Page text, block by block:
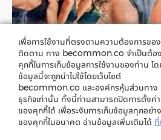
จะเกิดอะไรขึ้นถ้า…2+2≠4
ส่องวรรณกรรม 1984 เพื่อดูที่ทางขอ
โลกความจริงเชิงประจักษ์พลันกลับหั
เดียวกันว่า 2+2=5
เพื่อการใช้งานที่ตรงตามความต้องการขอ
ติดตาม ทาง becommon.co จำเป็นต้อ
คุกกี้ในการเก็บข้อมูลการใช้งานของท่าน โ
ข้อมูลนี้จะถูกนำไปใช้โดยเว็บไซต์
becommon.co และองค์กรหุ้นส่วนทาง
ธุรกิจเท่านั้น ทั้งนี้ท่านสามารถปิดการตั้งค่า
ของคุกกี้ได้ เพื่อระงับการเก็บข้อมูลทุกอย่าง
ของคุกกี้ในอนาคต อ่านข้อมูลเพิ่มเติมได้